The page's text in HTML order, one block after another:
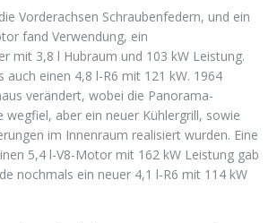
Vorderachsen Schraubenfedern, und ein
fand Verwendung, ein
mit 3,8 l Hubraum und 103 kW Leistung.
auch einen 4,8 l-R6 mit 121 kW. 1964
verändert, wobei die Panorama-
wegfiel, aber ein neuer Kühlergrill, sowie
im Innenraum realisiert wurden. Eine
5,4 l-V8-Motor mit 162 kW Leistung gab
nochmals ein neuer 4,1 l-R6 mit 114 kW